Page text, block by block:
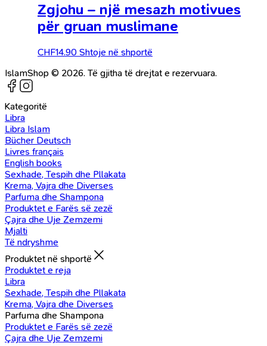
Zgjohu – një mesazh motivues
për gruan muslimane
CHF14.90 Shtoje në shportë
IslamShop © 2026. Të gjitha të drejtat e rezervuara.
Kategoritë
Libra
Libra Islam
Bücher Deutsch
Livres français
English books
Sexhade, Tespih dhe Pllakata
Krema, Vajra dhe Diverses
Parfuma dhe Shampona
Produktet e Farës së zezë
Çajra dhe Uje Zemzemi
Mjalti
Të ndryshme
Produktet në shportë
Produktet e reja
Libra
Sexhade, Tespih dhe Pllakata
Krema, Vajra dhe Diverses
Parfuma dhe Shampona
Produktet e Farës së zezë
Çajra dhe Uje Zemzemi